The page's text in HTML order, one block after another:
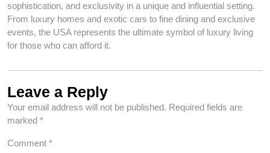
sophistication, and exclusivity in a unique and influential setting.
From luxury homes and exotic cars to fine dining and exclusive
events, the USA represents the ultimate symbol of luxury living
for those who can afford it.
Leave a Reply
Your email address will not be published. Required fields are
marked *
Comment *